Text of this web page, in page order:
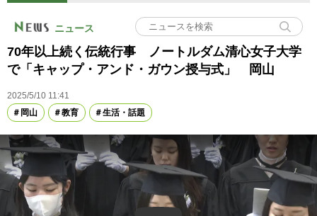
ニュース
70年以上続く伝統行事 ノートルダム清心女子大学
で「キャップ・アンド・ガウン授与式」 岡山
2025/5/10 11:41
岡山
教育 生活・話題